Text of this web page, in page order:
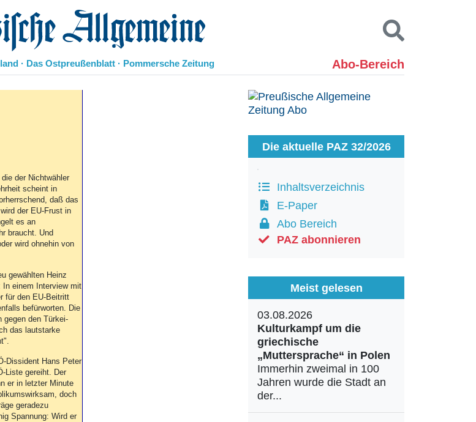
Zeitung
· Das Ostpreußenblatt · Pommersche Zeitung Abo-Bereich
Geschichte
Ostpreußen
Pommern
Berlin-Brandenburg
Schlesien
Danzig und Westpreußen
Kontakt
der Nichtwähler
scheint in
daß das
der EU-Frust in
es an
braucht. Und
wird ohnehin von
gewählten Heinz
In einem Interview mit
für den EU-Beitritt
befürworten. Die
gegen den Türkei-
das lautstarke
Dissident Hans Peter
Liste gereiht. Der
er in letzter Minute
doch
geradezu
Spannung: Wird er
Die aktuelle PAZ 32/2026
Inhaltsverzeichnis
E-Paper
Abo Bereich
PAZ abonnieren
Meist gelesen
03.08.2026
Kulturkampf um die
griechische
„Muttersprache“ in Polen
Immerhin zweimal in 100
Jahren wurde die Stadt an
der...